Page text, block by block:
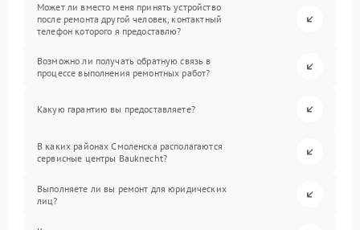
Может ли вместо меня принять устройство
после ремонта другой человек, контактный
телефон которого я предоставлю?
Возможно ли получать обратную связь в
процессе выполнения ремонтных работ?
Какую гарантию вы предоставляете?
В каких районах Смоленска располагаются
сервисные центры Bauknecht?
Выполняете ли вы ремонт для юридических
лиц?